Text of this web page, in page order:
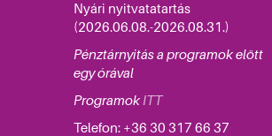
Nyári nyitvatatartás
(2026.06.08.-2026.08.31.)
Pénztárnyitás a programok elött
egy órával
Programok ITT
Telefon: +36 30 317 66 37